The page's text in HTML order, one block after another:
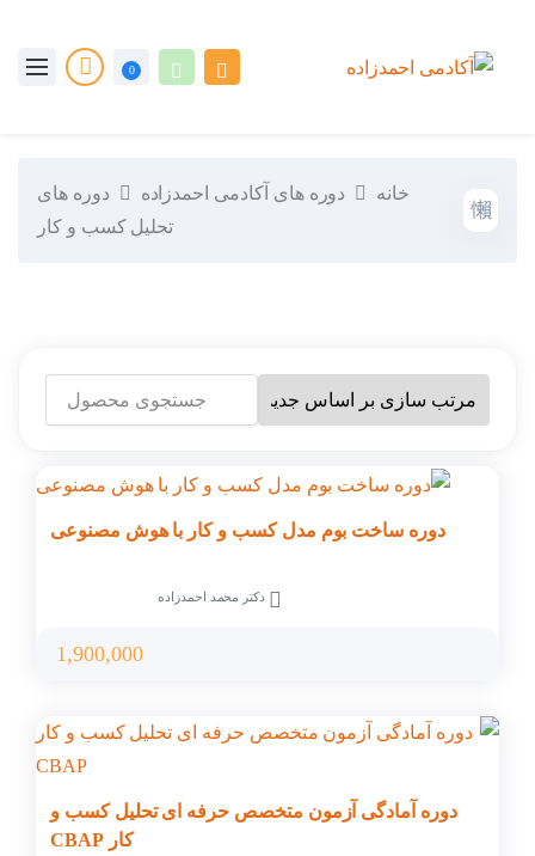
0
خانه دوره های آکادمی احمدزاده
دوره های
تحلیل کسب و کار
برای:
دوره ساخت بوم مدل کسب و کار با هوش مصنوعی
دکتر محمد احمدزاده
1,900,000
دوره آمادگی آزمون متخصص حرفه ای تحلیل کسب و
کار CBAP